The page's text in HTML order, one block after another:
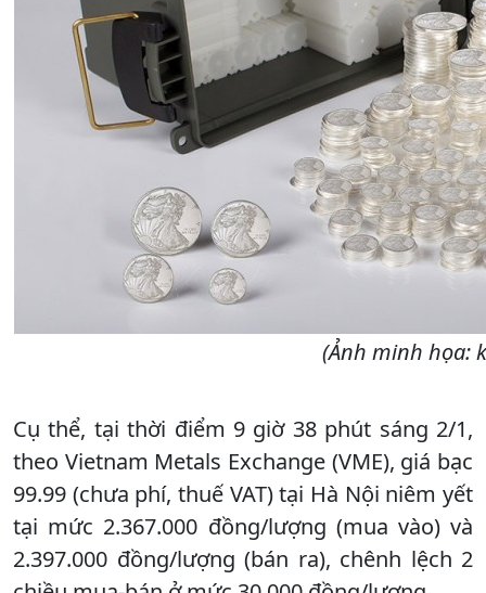
(Ảnh minh họa:
Cụ thể, tại thời điểm 9 giờ 38 phút sáng 2/1,
theo Vietnam Metals Exchange (VME), giá bạc
99.99 (chưa phí, thuế VAT) tại Hà Nội niêm yết
tại mức 2.367.000 đồng/lượng (mua vào) và
2.397.000 đồng/lượng (bán ra), chênh lệch 2